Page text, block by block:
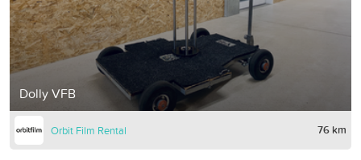
Dolly VFB
Orbit Film Rental 76 km